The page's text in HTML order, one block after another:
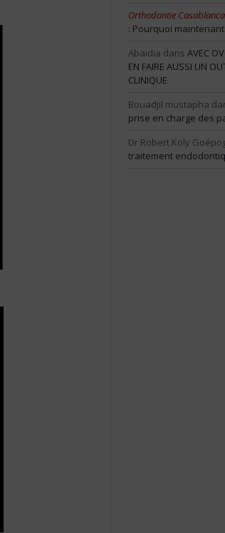
Orthodontie Casablanca
: Pourquoi maintenant
Abaidia dans AVEC
EN FAIRE AUSSI UN
CLINIQUE
Bouadjil mustapha
prise en charge des
Dr Robert Koly
traitement